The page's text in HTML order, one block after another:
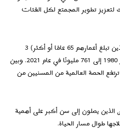
تطوير المجمتع لكل الفئات
تضاعف عدد المسنيين (أي أولئك الذين تبلغ أعمارهم 65 عامًا أو أكثر) 3
مرات من حوالي 260 مليونًا في عام 1980 إلى 761 مليونًا في عام 2021. وبين
أن ترتفع الحصة العالمية من المسنيين من
الذين يصلون إلى سن أكبر على أهمية
طوال مسار الحياة.